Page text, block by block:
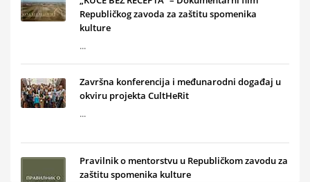
Republičkog zavoda za zaštitu spomenika
kulture
...
Završna konferencija i međunarodni događaj u
okviru projekta CultHeRit
...
Pravilnik o mentorstvu u Republičkom zavodu za
zaštitu spomenika kulture